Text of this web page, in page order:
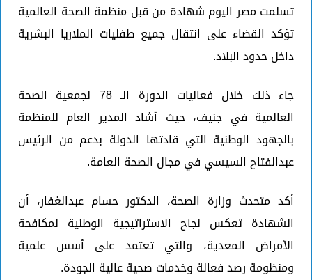
تسلمت مصر اليوم شهادة من قبل منظمة الصحة العالمية
تؤكد القضاء على انتقال جميع طفليات الملاريا البشرية
داخل حدود البلاد.
جاء ذلك خلال فعاليات الدورة الـ 78 لجمعية الصحة
العالمية في جنيف، حيث أشاد المدير العام للمنظمة
بالجهود الوطنية التي قادتها الدولة بدعم من الرئيس
عبدالفتاح السيسي في مجال الصحة العامة.
أكد متحدث وزارة الصحة، الدكتور حسام عبدالغفار، أن
الشهادة تعكس نجاح الاستراتيجية الوطنية لمكافحة
الأمراض المعدية، والتي تعتمد على أسس علمية
ومنظومة رصد فعالة وخدمات صحية عالية الجودة.